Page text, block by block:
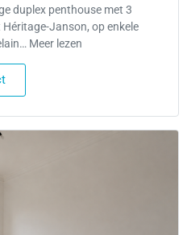
duplex penthouse met 3
Janson, op enkele
Meer lezen